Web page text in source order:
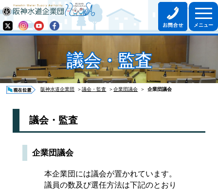
議会・監査
阪神水道企業団 ＞議会・監査 ＞企業団議会 ＞ 企業団議会
議会・監査
企業団議会
本企業団には議会が置かれています。
議員の数及び選任方法は下記のとおり